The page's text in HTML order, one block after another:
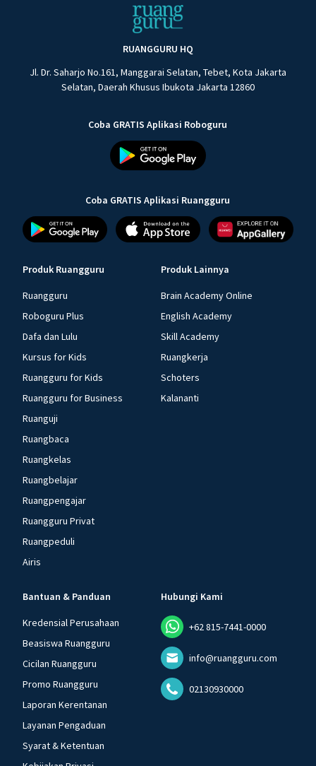
RUANGGURU HQ
Jl. Dr. Saharjo No.161, Manggarai Selatan, Tebet, Kota Jakarta
Selatan, Daerah Khusus Ibukota Jakarta 12860
Coba GRATIS Aplikasi Roboguru
Coba GRATIS Aplikasi Ruangguru
Produk Ruangguru
Ruangguru
Roboguru Plus
Dafa dan Lulu
Kursus for Kids
Ruangguru for Kids
Ruangguru for Business
Ruanguji
Ruangbaca
Ruangkelas
Ruangbelajar
Ruangpengajar
Ruangguru Privat
Ruangpeduli
Airis
Produk Lainnya
Brain Academy Online
English Academy
Skill Academy
Ruangkerja
Schoters
Kalananti
Bantuan & Panduan
Kredensial Perusahaan
Beasiswa Ruangguru
Cicilan Ruangguru
Promo Ruangguru
Laporan Kerentanan
Layanan Pengaduan
Syarat & Ketentuan
Hubungi Kami
+62 815-7441-0000
info@ruangguru.com
02130930000